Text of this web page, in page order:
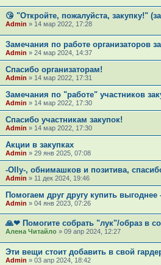
😘 "Откройте, пожалуйста, закупку!"
Admin » 14 мар 2022, 17:28
Замечания по работе организаторов
Admin » 24 мар 2024, 14:37
Спасибо организаторам!
Admin » 14 мар 2022, 17:31
Замечания по "работе" участников
Admin » 14 мар 2022, 17:30
Спасибо участникам закупок!
Admin » 14 мар 2022, 17:30
Акции в закупках
Admin » 29 янв 2025, 07:08
-Olly-, обнимашков и позитива,
Admin » 11 дек 2024, 19:46
Помогаем друг другу купить
Admin » 04 янв 2023, 07:26
🙏❤ Помогите собрать "лук"/образ в
Алена Читайло » 09 апр 2024, 12:27
Эти вещи стоит добавить в свой
Admin » 03 апр 2024, 18:42